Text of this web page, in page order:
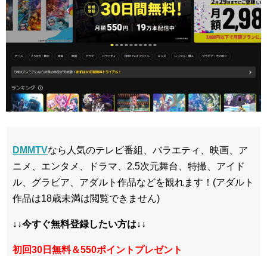
DMMTVなら人気のテレビ番組、バラエティ、映画、ア
ニメ、エンタメ、ドラマ、2.5次元舞台、特撮、アイド
ル、グラビア、アダルト作品などを観れます！(アダルト
作品は18歳未満は閲覧できません)
↓↓今すぐ無料登録したい方は↓↓
初回30日無料＆550ポイントプレゼント